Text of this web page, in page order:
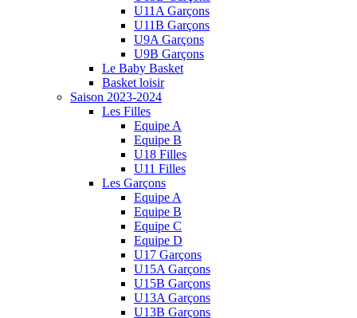
U11A Garçons
U11B Garçons
U9A Garçons
U9B Garçons
Le Baby Basket
Basket loisir
Saison 2023-2024
Les Filles
Equipe A
Equipe B
U18 Filles
U11 Filles
Les Garçons
Equipe A
Equipe B
Equipe C
Equipe D
U17 Garçons
U15A Garçons
U15B Garçons
U13A Garçons
U13B Garçons